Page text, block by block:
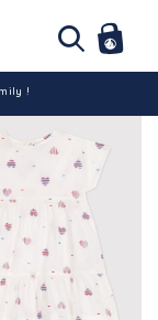
!
!
promo)